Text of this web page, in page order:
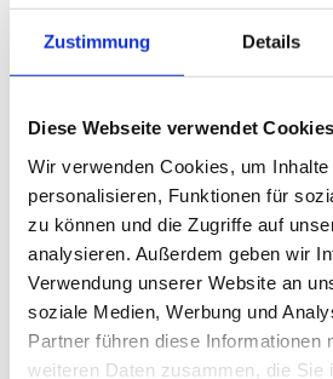
Zustimmung Details
Diese Webseite verwendet Cookies
Wir verwenden Cookies, um
personalisieren, Funktionen für
zu können und die Zugriffe auf
analysieren. Außerdem geben wir
Verwendung unserer Website an
soziale Medien, Werbung und
Partner führen diese Informationen
weiteren Daten zusammen, die Sie